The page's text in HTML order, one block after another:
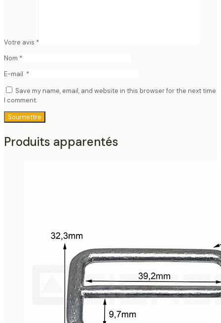
Votre avis *
Nom *
E-mail *
Save my name, email, and website in this browser for the next time
I comment.
Produits apparentés